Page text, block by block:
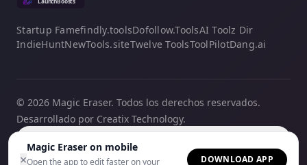
×
Magic Eraser on mobile
Open the app to edit faster on your DOWNLOAD APP
Startup Famefindly.toolsDofollow.ToolsAI Toolz Dir
IndieHuntNewTools.siteTwelve ToolsToolPilotDang.ai
© 2026 Magic Eraser. Todos los derechos reservados.
Desarrollado por Creatix Technology.